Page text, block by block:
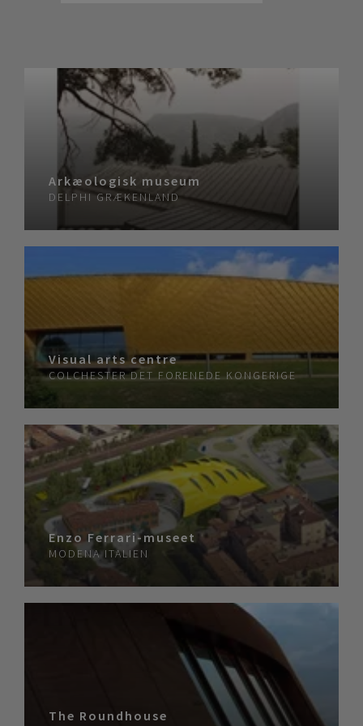
Arkæologisk museum
DELPHI GRÆKENLAND
Visual arts centre
COLCHESTER DET FORENEDE KONGERIGE
Enzo Ferrari-museet
MODENA ITALIEN
The Roundhouse